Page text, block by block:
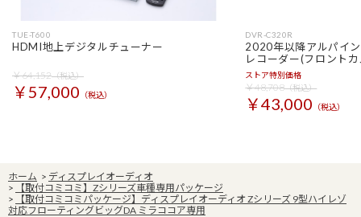
TUE-T600
HDMI地上デジタルチューナー
￥64,152（税込）
￥57,000 （税込）
DVR-C320R
2020年以降アルパイ
レコーダー(フロント
ストア特別価格
￥48,708（税込）
￥43,000 （税込）
ホーム > ディスプレイオーディオ
>
【取付コミコミ】Zシリーズ車種専用パッケージ
>
【取付コミコミパッケージ】ディスプレイオーディオ Zシリーズ 9型ハイレゾ
対応フローティングビッグDA ミラココア専用